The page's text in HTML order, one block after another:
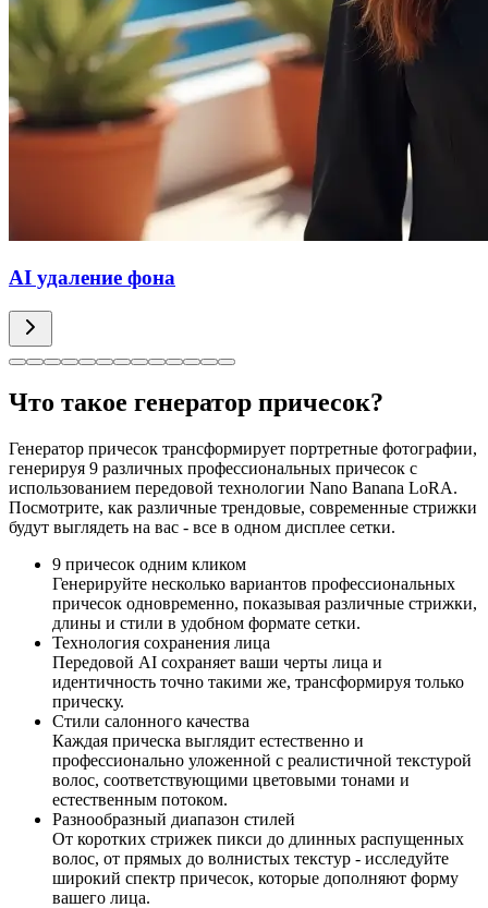
AI удаление фона
Что такое генератор причесок?
Генератор причесок трансформирует портретные фотографии,
генерируя 9 различных профессиональных причесок с
использованием передовой технологии Nano Banana LoRA.
Посмотрите, как различные трендовые, современные стрижки
будут выглядеть на вас - все в одном дисплее сетки.
9 причесок одним кликом
Генерируйте несколько вариантов профессиональных
причесок одновременно, показывая различные стрижки,
длины и стили в удобном формате сетки.
Технология сохранения лица
Передовой AI сохраняет ваши черты лица и
идентичность точно такими же, трансформируя только
прическу.
Стили салонного качества
Каждая прическа выглядит естественно и
профессионально уложенной с реалистичной текстурой
волос, соответствующими цветовыми тонами и
естественным потоком.
Разнообразный диапазон стилей
От коротких стрижек пикси до длинных распущенных
волос, от прямых до волнистых текстур - исследуйте
широкий спектр причесок, которые дополняют форму
вашего лица.